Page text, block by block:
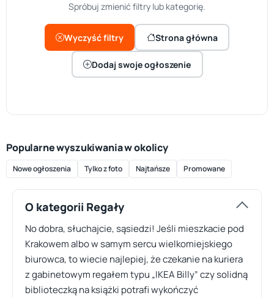
Spróbuj zmienić filtry lub kategorię.
Wyczyść filtry Strona główna
Dodaj swoje ogłoszenie
Popularne wyszukiwania w okolicy
Nowe ogłoszenia Tylko z foto Najtańsze Promowane
O kategorii Regały
No dobra, słuchajcie, sąsiedzi! Jeśli mieszkacie pod
Krakowem albo w samym sercu wielkomiejskiego
biurowca, to wiecie najlepiej, że czekanie na kuriera
z gabinetowym regałem typu „IKEA Billy” czy solidną
biblioteczką na książki potrafi wykończyć